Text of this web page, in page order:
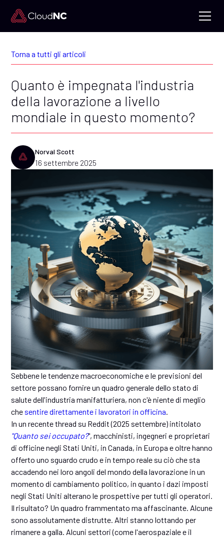
Torna a tutti gli articoli
Quanto è impegnata l'industria
della lavorazione a livello
mondiale in questo momento?
Norval Scott
16 settembre 2025
Sebbene le tendenze macroeconomiche e le previsioni del
settore possano fornire un quadro generale dello stato di
salute dell'industria manifatturiera, non c'è niente di meglio
che sentire direttamente i lavoratori in officina.
In un recente thread su Reddit (2025 settembre) intitolato
"Quanto sei occupato?", macchinisti, ingegneri e proprietari
di officine negli Stati Uniti, in Canada, in Europa e oltre hanno
offerto uno sguardo crudo e in tempo reale su ciò che sta
accadendo nei loro angoli del mondo della lavorazione in un
momento di cambiamento politico, in quanto i dazi imposti
negli Stati Uniti alterano le prospettive per tutti gli operatori.
Il risultato? Un quadro frammentato ma affascinante. Alcune
sono assolutamente distrutte. Altri stanno lottando per
rimanere a galla. Alcuni settori (come l'aerospaziale e il